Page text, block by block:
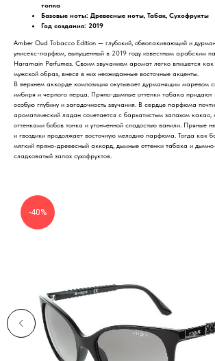
тонка
Базовые ноты: Древесные ноты, Табак, Сухофрукты
Год создания: 2019
Amber Oud Tobacco Edition — глубокий, обволакивающий и
унисекс-парфюм, выпущенный в 2019 году известным арабским
Haramain Perfumes. Своим звучанием аромат легко впишется
мужской образ, внеся в них неожиданные восточные акценты.
В верхнем аккорде композиция окутывает дурманящим маревом
имбиря и черного перца. Пряно-дымные оттенки табака придают
особую глубину и загадочность звучания. В сердце парфюма
ароматический ладан сочетается с бархатистым запахом
оттенками бобов тонка и утонченной сладостью ванили. Пряные
и гвоздики продолжает восточную мелодию парфюма. Тогда как
мягкий пряно-древесный аккорд, дымные оттенки табака и
сладковатый запах сухофруктов.
-40%